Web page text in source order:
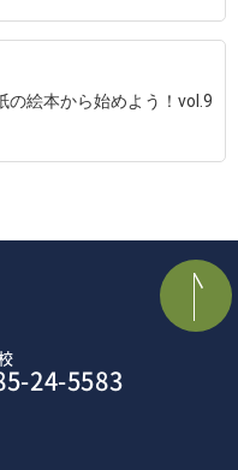
の絵本から始めよう！vol.9
24-5583